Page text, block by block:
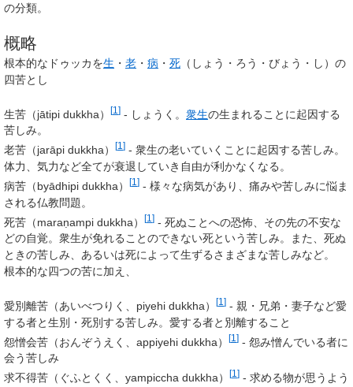
の分類。
概略
根本的なドゥッカを生 ・ 老 ・ 病 ・ 死 （しょう・ろう・びょう・し）の
四苦とし
生苦（jātipi dukkha） [1 ] - しょうく。 衆生の生まれることに起因する
苦しみ。
老苦（jarāpi dukkha）
[1 ] - 衆生の老いていくことに起因する苦しみ。
体力、気力など全てが衰退していき自由が利かなくなる。
病苦（byādhipi dukkha）
[1 ] - 様々な病気があり、痛みや苦しみに悩ま
される仏教問題。
死苦（maraṇampi dukkha）
[1 ] - 死ぬことへの恐怖、その先の不安な
どの自覚。衆生が免れることのできない死という苦しみ。また、死ぬ
ときの苦しみ、あるいは死によって生ずるさまざまな苦しみなど。
根本的な四つの苦に加え、
愛別離苦（あいべつりく、piyehi dukkha） [1 ] - 親・兄弟・妻子など愛
する者と生別・死別する苦しみ。愛する者と別離すること
怨憎会苦（おんぞうえく、appiyehi dukkha）
[1 ] - 怨み憎んでいる者に
会う苦しみ
求不得苦（ぐふとくく、yampiccha dukkha）
[1 ] - 求める物が思うよう